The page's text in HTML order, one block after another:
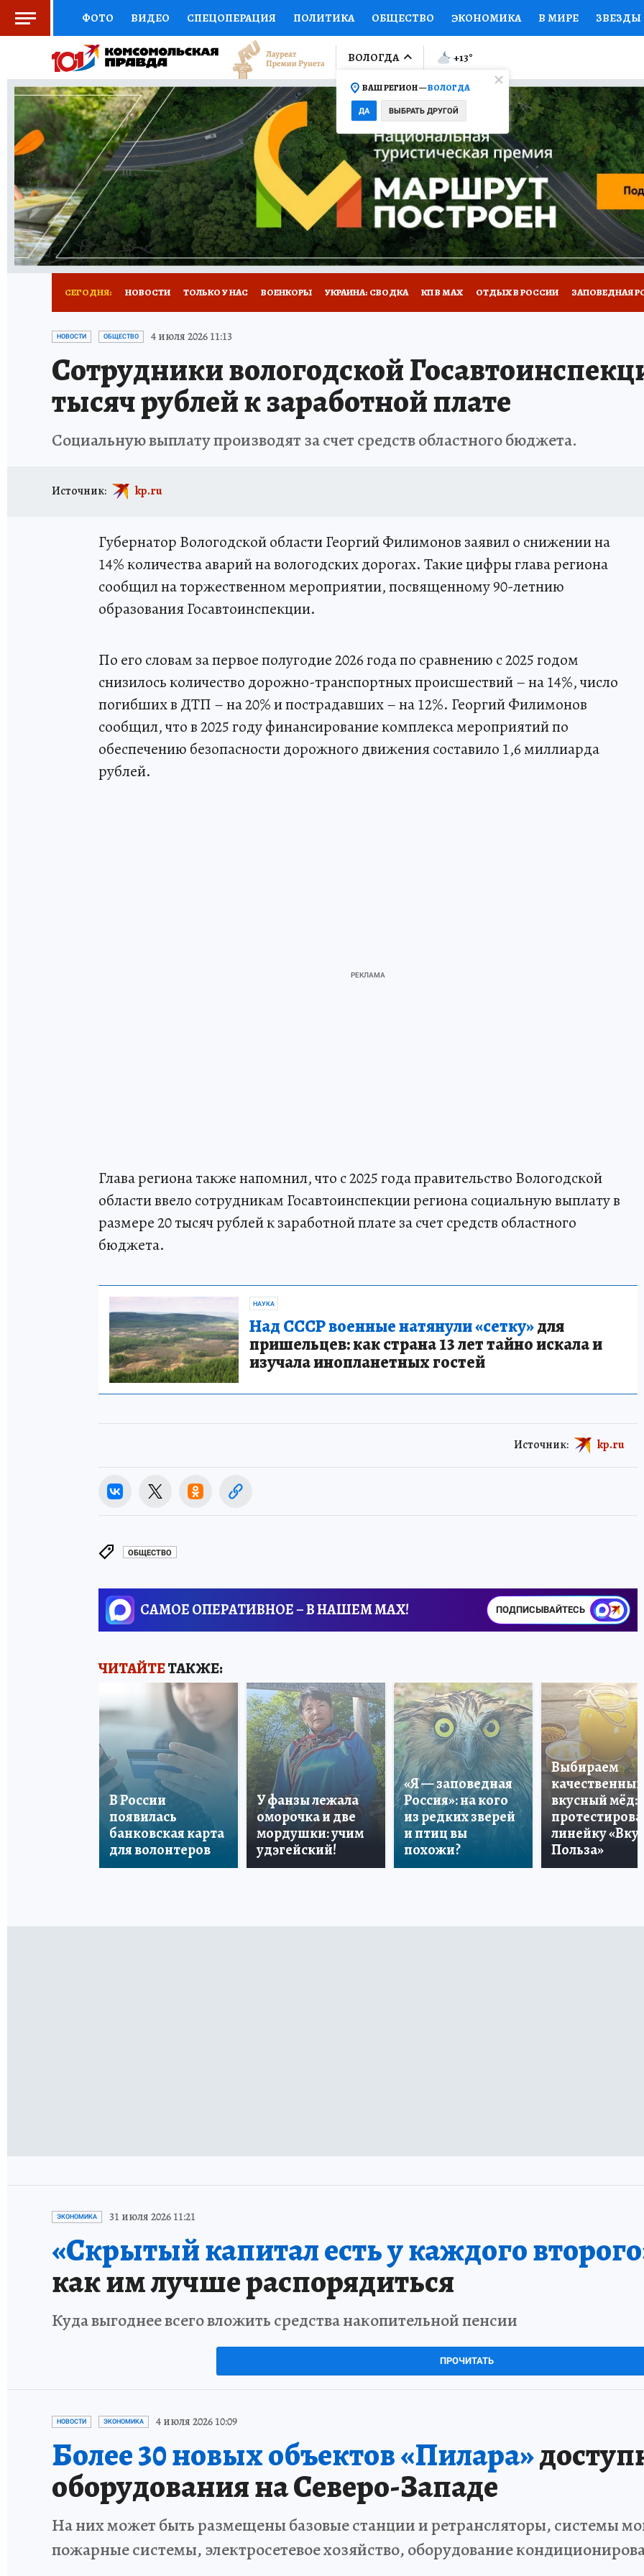
ФОТО ВИДЕО СПЕЦОПЕРАЦИЯ ПОЛИТИКА ОБЩЕСТВО ЭКОНОМИКА В МИРЕ ЗВЕЗДЫ
СОЦПОДДЕРЖКА НАУКА СПОРТ КОЛУМНИСТЫ ПРОИСШЕСТВИЯ НАЦИОНАЛЬНЫЕ
ВЫБОР ЭКСПЕРТОВ ДОКТОР ФИНАНСЫ ОТКРЫВАЕМ МИР Я ЗНАЮ СЕМЬЯ ЖЕНСКИЕ
КНИЖНАЯ ПОЛКА ПРОГНОЗЫ НА СПОРТ ПРОМОКОДЫ СЕРИАЛЫ СПЕЦПРОЕКТЫ
ПРЕСС-ЦЕНТР НЕДВИЖИМОСТЬ ТЕЛЕВИЗОР КОЛЛЕКЦИИ КОНКУРСЫ РАБОТА У НАС
РАДИО КП РЕКЛАМА ТЕСТЫ НОВОЕ НА САЙТЕ
ВОЛОГДА
ВАШ РЕГИОН —ВОЛОГДА
ДА ВЫБРАТЬ ДРУГОЙ
+13°
СЕГОДНЯ: НОВОСТИ ТОЛЬКО У НАС ВОЕНКОРЫ УКРАИНА: СВОДКА КП В МАХ ОТДЫХ В РОССИИ ЗАПОВЕДНАЯ
ТРАГЕДИИ НА ВОДЕ ИСПЫТАНО НА СЕБЕ
НОВОСТИ ОБЩЕСТВО 4 июля 2026 11:13
Сотрудники вологодской
тысяч рублей к заработной плате
Социальную выплату производят за счет средств областного бюджета.
Источник: kp.ru
Губернатор Вологодской области Георгий Филимонов заявил о снижении на
14% количества аварий на вологодских дорогах. Такие цифры глава региона
сообщил на торжественном мероприятии, посвященному 90-летнию
образования Госавтоинспекции.
По его словам за первое полугодие 2026 года по сравнению с 2025 годом
снизилось количество дорожно-транспортных происшествий – на 14%, число
погибших в ДТП – на 20% и пострадавших – на 12%. Георгий Филимонов
сообщил, что в 2025 году финансирование комплекса мероприятий по
обеспечению безопасности дорожного движения составило 1,6 миллиарда
рублей.
Глава региона также напомнил, что с 2025 года правительство Вологодской
области ввело сотрудникам Госавтоинспекции региона социальную выплату в
размере 20 тысяч рублей к заработной плате за счет средств областного
бюджета.
НАУКА
Над СССР военные натянули «сетку»для
пришельцев: как страна 13 лет тайно искала и
изучала инопланетных гостей
Источник: kp.ru
ОБЩЕСТВО
САМОЕ ОПЕРАТИВНОЕ – В НАШЕМ MAX! ПОДПИСЫВАЙТЕСЬ
ЧИТАЙТЕТАКЖЕ:
В России
появилась
банковская карта
для волонтеров
У фанзы лежала
оморочка и две
мордушки: учим
удэгейский!
«Я — заповедная
Россия»: на кого
из редких зверей
и птиц вы
похожи?
Выбираем
качественный
вкусный мёд:
линейку «Вкус
Польза»
ЭКОНОМИКА 31 июля 2026 11:21
«Скрытый капитал есть у каждого
как им лучше распорядиться
Куда выгоднее всего вложить средства накопительной пенсии
ПРОЧИТАТЬ
НОВОСТИ ЭКОНОМИКА 4 июля 2026 10:09
Более 30 новых объектов «Пилара»
оборудования на Северо-Западе
На них может быть размещены базовые станции и ретрансляторы, системы
пожарные системы, электросетевое хозяйство, оборудование